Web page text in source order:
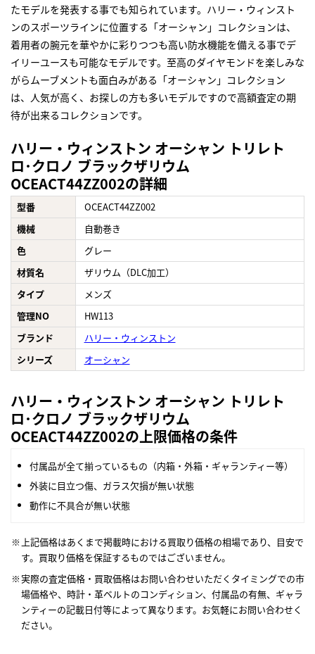
たモデルを発表する事でも知られています。ハリー・ウィンスト
ンのスポーツラインに位置する「オーシャン」コレクションは、
着用者の腕元を華やかに彩りつつも高い防水機能を備える事でデ
イリーユースも可能なモデルです。至高のダイヤモンドを楽しみな
がらムーブメントも面白みがある「オーシャン」コレクション
は、人気が高く、お探しの方も多いモデルですので高額査定の期
待が出来るコレクションです。
ハリー・ウィンストン オーシャン トリレト
ロ･クロノ ブラックザリウム
OCEACT44ZZ002の詳細
型番
OCEACT44ZZ002
機械
自動巻き
色
グレー
材質名
ザリウム（DLC加工）
タイプ
メンズ
管理NO
HW113
ブランド
ハリー・ウィンストン
シリーズ
オーシャン
ハリー・ウィンストン オーシャン トリレト
ロ･クロノ ブラックザリウム
OCEACT44ZZ002の上限価格の条件
付属品が全て揃っているもの（内箱・外箱・ギャランティー等）
外装に目立つ傷、ガラス欠損が無い状態
動作に不具合が無い状態
上記価格はあくまで掲載時における買取り価格の相場であり、目安で
す。買取り価格を保証するものではございません。
実際の査定価格・買取価格はお問い合わせいただくタイミングでの市
場価格や、時計・革ベルトのコンディション、付属品の有無、ギャラ
ンティーの記載日付等によって異なります。お気軽にお問い合わせく
ださい。